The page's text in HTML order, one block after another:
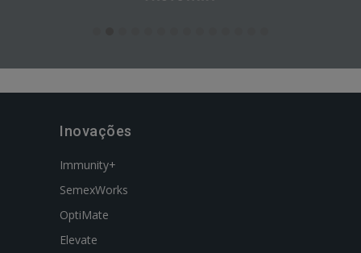
Inovações
Immunity+
SemexWorks
OptiMate
Elevate